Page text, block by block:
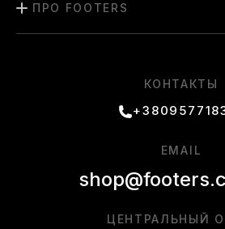
ПРО FOOTERS
КОНТАКТЫ
ЦЕНТРАЛЬНЫЙ
EMAIL